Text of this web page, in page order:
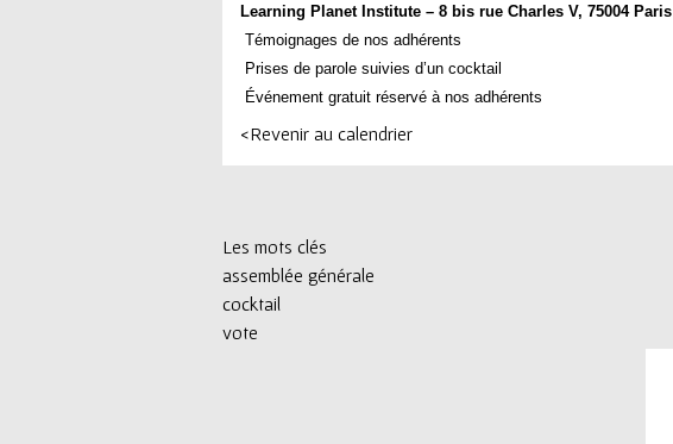
Learning Planet Institute – 8 bis rue Charles V, 75004 Paris
Témoignages de nos adhérents
Prises de parole suivies d’un cocktail
Événement gratuit réservé à nos adhérents
<Revenir au calendrier
Les mots clés
assemblée générale
cocktail
vote